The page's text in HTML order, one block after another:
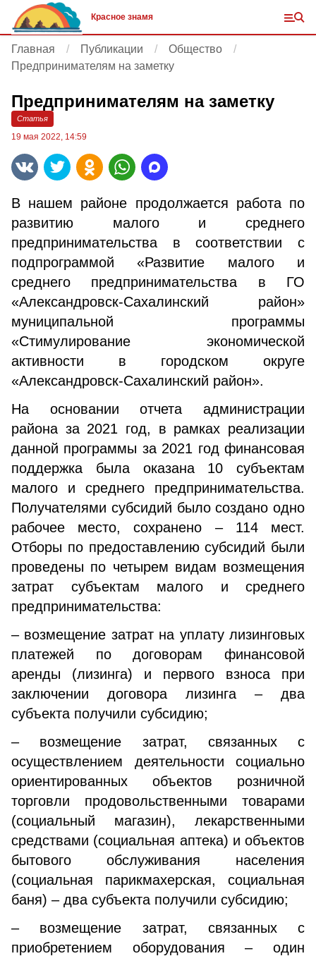
Красное знамя
Главная Публикации
Общество
Предпринимателям на заметку
Предпринимателям на заметку
Статья
19 мая 2022, 14:59
В нашем районе продолжается работа по
развитию малого и среднего
предпринимательства в соответствии с
подпрограммой «Развитие малого и
среднего предпринимательства в ГО
«Александровск-Сахалинский район»
муниципальной программы
«Стимулирование экономической
активности в городском округе
«Александровск-Сахалинский район».
На основании отчета администрации
района за 2021 год, в рамках реализации
данной программы за 2021 год финансовая
поддержка была оказана 10 субъектам
малого и среднего предпринимательства.
Получателями субсидий было создано одно
рабочее место, сохранено – 114 мест.
Отборы по предоставлению субсидий были
проведены по четырем видам возмещения
затрат субъектам малого и среднего
предпринимательства:
– возмещение затрат на уплату лизинговых
платежей по договорам финансовой
аренды (лизинга) и первого взноса при
заключении договора лизинга – два
субъекта получили субсидию;
– возмещение затрат, связанных с
осуществлением деятельности социально
ориентированных объектов розничной
торговли продовольственными товарами
(социальный магазин), лекарственными
средствами (социальная аптека) и объектов
бытового обслуживания населения
(социальная парикмахерская, социальная
баня) – два субъекта получили субсидию;
– возмещение затрат, связанных с
приобретением оборудования – один